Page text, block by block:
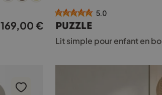
169,00 €
a
plusieurs
variations.
Les
options
5.0
PUZZLE
Lit simple pour enfant en